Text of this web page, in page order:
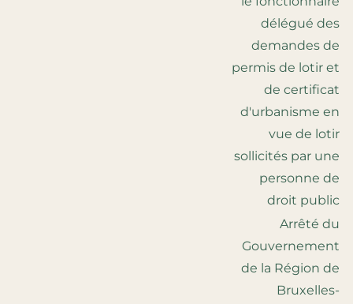
délégué des
demandes de
permis de lotir et
de certificat
d'urbanisme en
vue de lotir
sollicités par une
personne de
droit public
Arrêté du
Gouvernement
de la Région de
Bruxelles-